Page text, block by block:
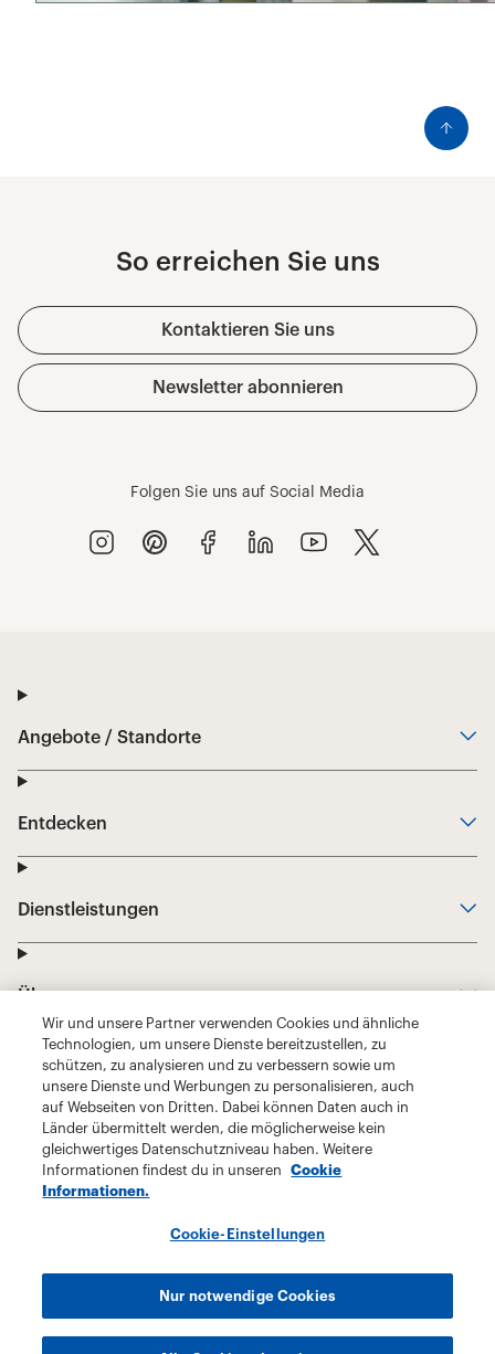
Wir und unsere Partner verwenden Cookies und ähnliche
Technologien, um unsere Dienste bereitzustellen, zu
schützen, zu analysieren und zu verbessern sowie um
unsere Dienste und Werbungen zu personalisieren, auch
auf Webseiten von Dritten. Dabei können Daten auch in
Länder übermittelt werden, die möglicherweise kein
gleichwertiges Datenschutzniveau haben. Weitere
Informationen findest du in unseren
Cookie
Informationen.
Cookie-Einstellungen
Nur notwendige Cookies